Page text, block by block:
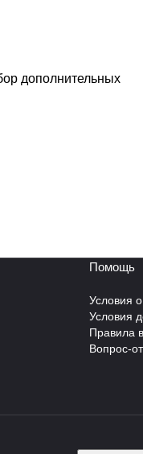
дополнительных
Помощь
Условия
Условия
Правила
Вопрос-